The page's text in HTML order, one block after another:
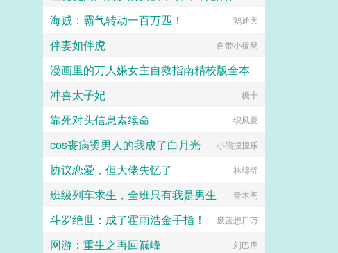
Daiakko
海贼：霸气转动一百万匹！ 鹅通天
伴妻如伴虎 自带小板凳
漫画里的万人嫌女主自救指南精校版全本
塞克斯白木清
冲喜太子妃 糖十
靠死对头信息素续命 织风夏
cos丧病烫男人的我成了白月光 小熊捏捏乐
协议恋爱，但大佬失忆了 林绵绵
班级列车求生，全班只有我是男生 青木阁
斗罗绝世：成了霍雨浩金手指！ 废蓝想日万
网游：重生之再回巅峰 刘巴库